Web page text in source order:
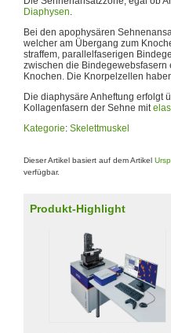
Diaphysen.
Bei den apophysären
welcher am Übergang zum
straffem, parallelfaserigen
zwischen die Bindegewebsfasern
Knochen. Die Knorpelzellen
Die diaphysäre Anheftung erfolgt
Kollagenfasern der Sehne mit
Kategorie: Skelettmuskel
Dieser Artikel basiert auf dem Artikel
verfügbar.
Produkt-Highlight